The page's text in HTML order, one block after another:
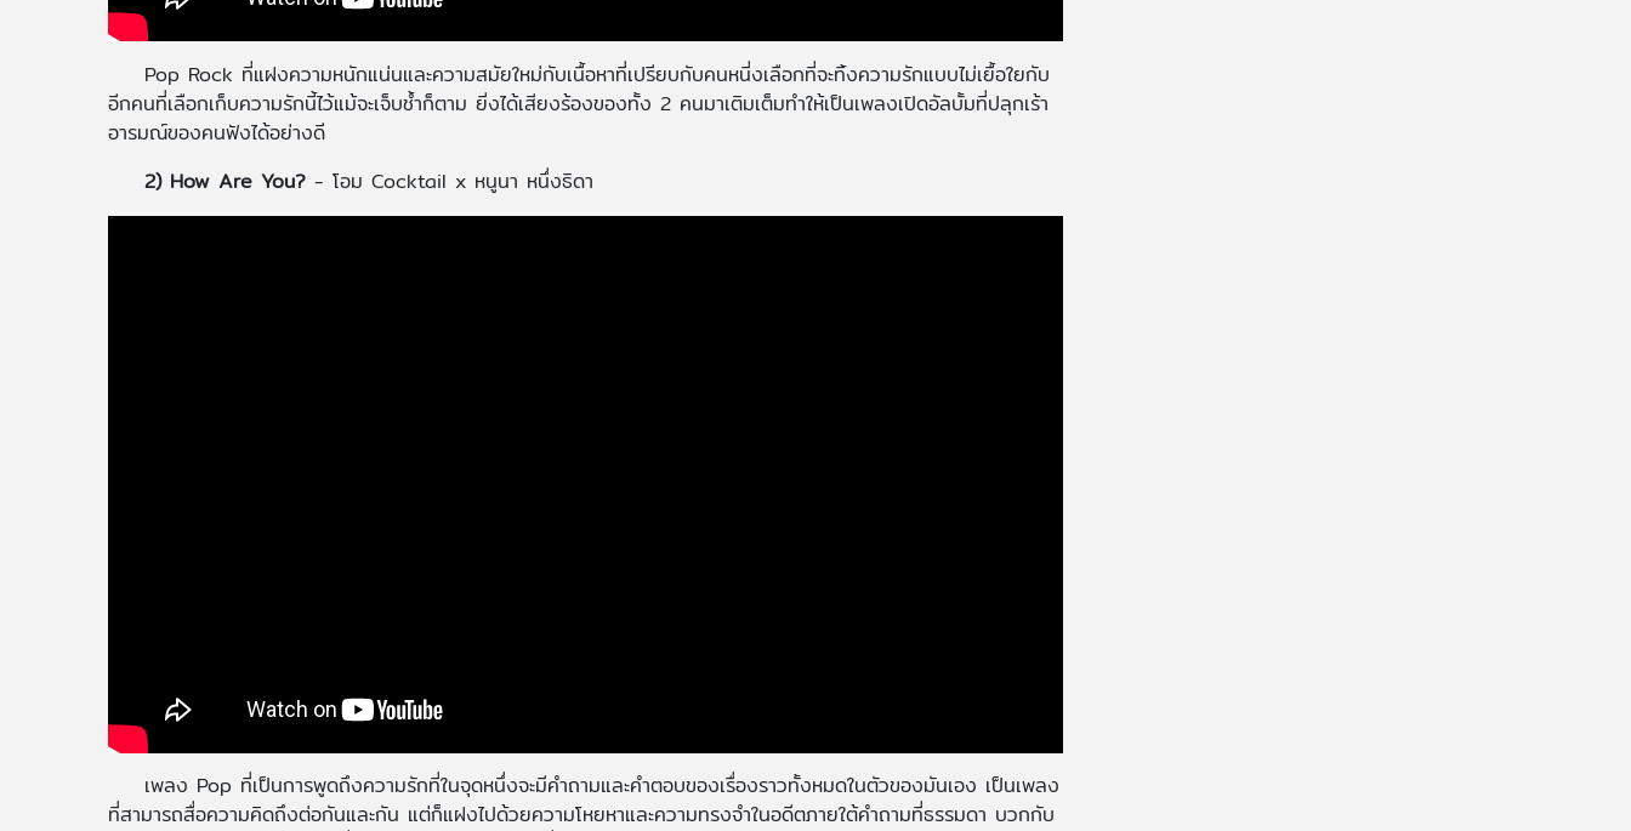
Pop Rock ที่แฝงความหนักแน่นและความสมัยใหม่กับเนื้อหาที่เปรียบกับคนหนี่งเลือกที่จะทิ้งความรักแบบไม่เยื้อใยกับ
อีกคนที่เลือกเก็บความรักนี้ไว้แม้จะเจ็บช้ำก็ตาม ยิ่งได้เสียงร้องของทั้ง 2 คนมาเติมเต็มทำให้เป็นเพลงเปิดอัลบั้มที่ปลุกเร้า
อารมณ์ของคนฟังได้อย่างดี
2) How Are You?- โอม Cocktail x หนูนา หนึ่งธิดา
เพลง Pop ที่เป็นการพูดถึงความรักที่ในจุดหนึ่งจะมีคำถามและคำตอบของเรื่องราวทั้งหมดในตัวของมันเอง เป็นเพลง
ที่สามารถสื่อความคิดถึงต่อกันและกัน แต่ก็แฝงไปด้วยความโหยหาและความทรงจำในอดีตภายใต้คำถามที่ธรรมดา บวกกับ